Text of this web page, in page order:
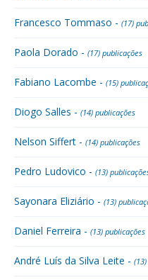
Francesco Tommaso - (17)
Paola Dorado - (17) publicações
Fabiano Lacombe - (15)
Diogo Salles - (14) publicações
Nelson Siffert - (14) publicações
Pedro Ludovico - (13)
Sayonara Eliziário - (13)
Daniel Ferreira - (13) publicações
André Luís da Silva Leite -